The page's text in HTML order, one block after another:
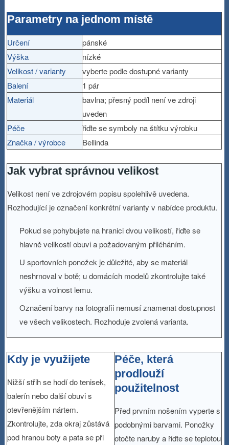
Parametry na jednom místě
Určení
pánské
Výška
nízké
Velikost / varianty
vyberte podle dostupné varianty
Balení
1 pár
Materiál
bavlna; přesný podíl není ve zdroji
uveden
Péče
řiďte se symboly na štítku výrobku
Značka / výrobce
Bellinda
Jak vybrat správnou velikost
Velikost není ve zdrojovém popisu spolehlivě uvedena.
Rozhodující je označení konkrétní varianty v nabídce produktu.
Pokud se pohybujete na hranici dvou velikostí, řiďte se
hlavně velikostí obuvi a požadovaným přiléháním.
U sportovních ponožek je důležité, aby se materiál
neshrnoval v botě; u domácích modelů zkontrolujte také
výšku a volnost lemu.
Označení barvy na fotografii nemusí znamenat dostupnost
ve všech velikostech. Rozhoduje zvolená varianta.
Kdy je využijete
Nižší střih se hodí do tenisek,
balerín nebo další obuvi s
otevřenějším nártem.
Zkontrolujte, zda okraj zůstává
pod hranou boty a pata se při
Péče, která
prodlouží
použitelnost
Před prvním nošením vyperte s
podobnými barvami. Ponožky
otočte naruby a řiďte se teplotou